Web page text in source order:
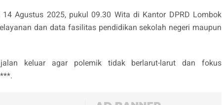
Agustus 2025, pukul 09.30 Wita di Kantor DPRD Lombok
dan data fasilitas pendidikan sekolah negeri maupun
keluar agar polemik tidak berlarut-larut dan fokus